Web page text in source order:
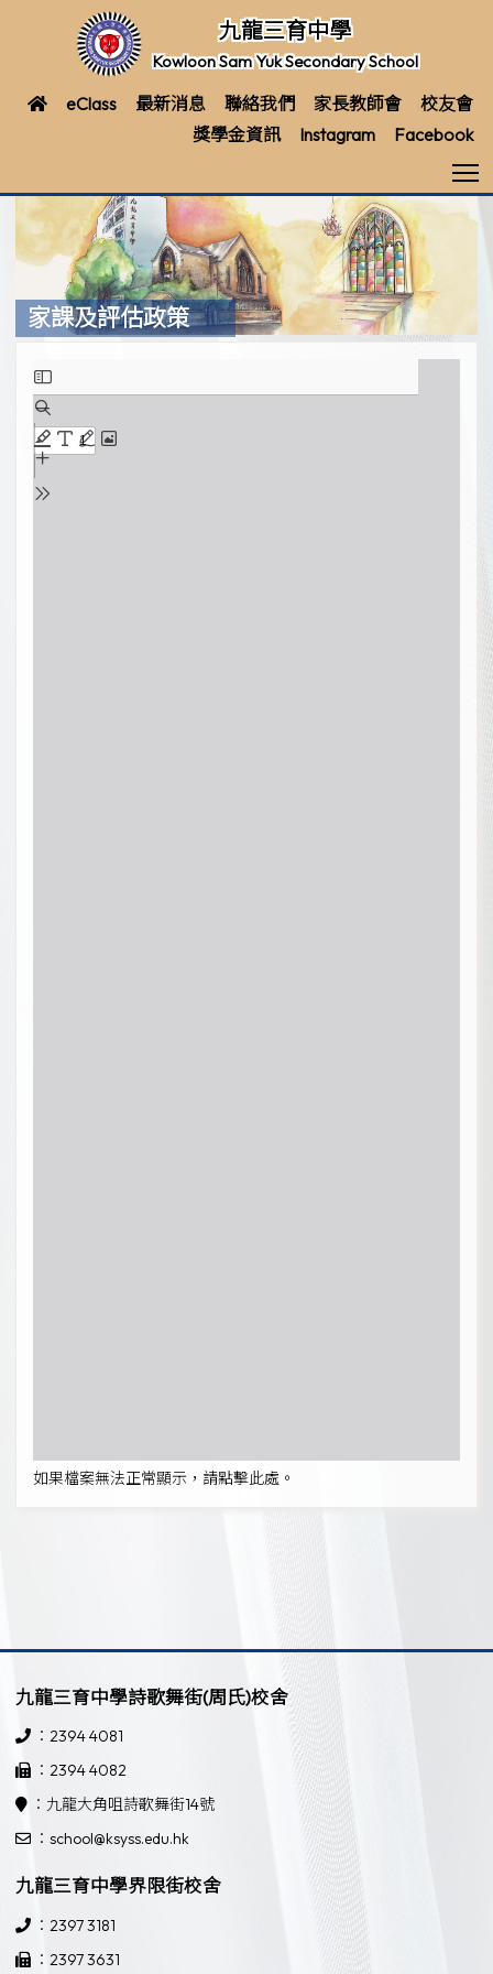
九龍三育中學
Kowloon Sam Yuk Secondary School
eClass 最新消息 聯絡我們 家長教師會
校友會
獎學金資訊
Instagram Facebook
家課及評估政策
如果檔案無法正常顯示，請點擊此處。
九龍三育中學詩歌舞街(周氏)校舍
：2394 4081
：2394 4082
：九龍大角咀詩歌舞街14號
：school@ksyss.edu.hk
九龍三育中學界限街校舍
：2397 3181
：2397 3631